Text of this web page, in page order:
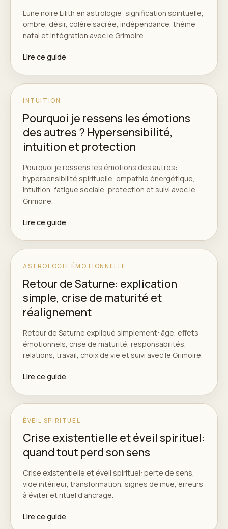
Lune noire Lilith en astrologie: signification spirituelle,
ombre, désir, colère sacrée, indépendance, thème
natal et intégration avec le Grimoire.
Lire ce guide
INTUITION
Pourquoi je ressens les émotions
des autres ? Hypersensibilité,
intuition et protection
Pourquoi je ressens les émotions des autres:
hypersensibilité spirituelle, empathie énergétique,
intuition, fatigue sociale, protection et suivi avec le
Grimoire.
Lire ce guide
ASTROLOGIE ÉMOTIONNELLE
Retour de Saturne: explication
simple, crise de maturité et
réalignement
Retour de Saturne expliqué simplement: âge, effets
émotionnels, crise de maturité, responsabilités,
relations, travail, choix de vie et suivi avec le Grimoire.
Lire ce guide
ÉVEIL SPIRITUEL
Crise existentielle et éveil spirituel:
quand tout perd son sens
Crise existentielle et éveil spirituel: perte de sens,
vide intérieur, transformation, signes de mue, erreurs
à éviter et rituel d'ancrage.
Lire ce guide